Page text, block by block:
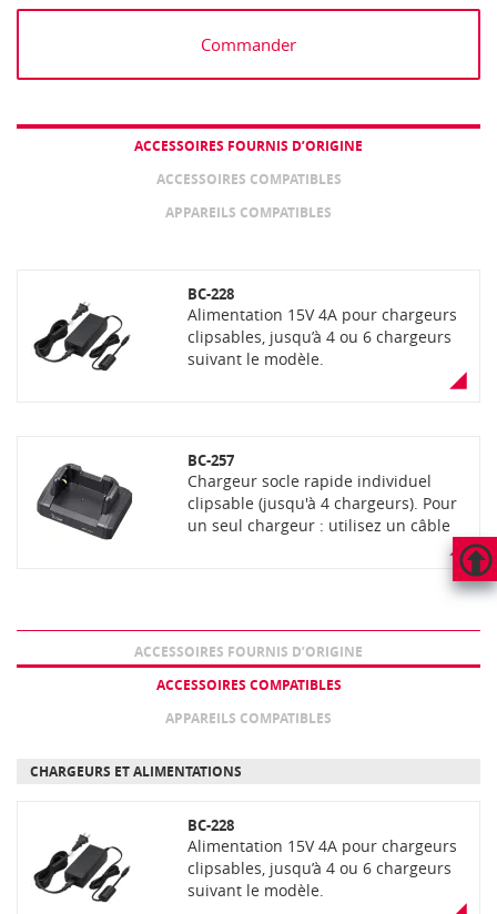
HAUT
PAGE
Commander
ACCESSOIRES FOURNIS D’ORIGINE
ACCESSOIRES COMPATIBLES
APPAREILS COMPATIBLES
BC-228
Alimentation 15V 4A pour chargeurs
clipsables, jusqu’à 4 ou 6 chargeurs
suivant le modèle.
BC-257
Chargeur socle rapide individuel
clipsable (jusqu'à 4 chargeurs). Pour
un seul chargeur : utilisez un câble
avec un adaptateur secteur de sortie
BC-228 en option pour charger
jusqu’à 4 chargeurs clipsés.
ACCESSOIRES FOURNIS D’ORIGINE
ACCESSOIRES COMPATIBLES
APPAREILS COMPATIBLES
CHARGEURS ET ALIMENTATIONS
BC-228
Alimentation 15V 4A pour chargeurs
clipsables, jusqu’à 4 ou 6 chargeurs
suivant le modèle.